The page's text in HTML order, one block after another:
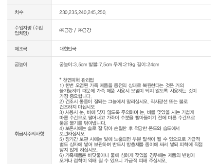
치수 230,235,240,245,250,
수입자명 (수입
업체명)
㈜금강 / ㈜금강
제조국 대한민국
굽높이 굽높이:3.5cm 발볼:7.5cm 무게:219g 길이:24cm
취급시주의사항
* 천연피혁 관리법
1) 한번 오염된 가죽 제품을 종전의 상태로 복원한다는 것은 거의
불가능하기 때문에 가죽 제품 사용시 오염이 되지 않도록 사용하는 것이
가장 중요합니다.
2) 건조시 통풍이 잘되는 그늘에서 말리십시오. 직사광선 또는 불로
건조하지 마십시오
3) 사용시 눈, 비에 맞지 않도록 주의하며 눈, 비를 맞았을 시는 가볍게
마른 수건으로 털어내고 가죽이 수분을 빨아들이기 전에 마른 수건으로
묻은 물기를 닦아냅니다.
4) 보존시에는 솔로 잘 닦아 손질한 후 적당한 온도와 습도에서
보관하십시오
5) 장기간 보관 시에는 빛에 노출되면 부분 탈색이 될 수 있으므로 가급적
별도 상자에 넣어 보관하며 반드시 방충제를 종이에 싸서 넣되 피혁에 직접
닿지 않게 하십시오.
6) 가죽제품은 바닷물이나 물에 심하게 젖었을 경우에는 제품의 변형이
오거나 접착이 약해 질 수 있으니 가급적 피해 주십시오.